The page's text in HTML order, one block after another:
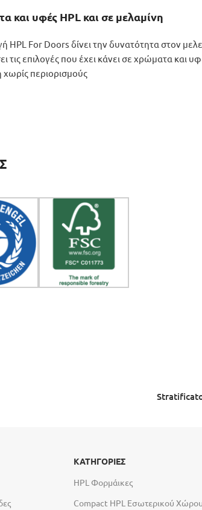
και υφές HPL και σε μελαμίνη
HPL For Doors δίνει την δυνατότητα στον
τις επιλογές που έχει κάνει σε χρώματα και
χωρίς περιορισμούς
ΚΑΤΗΓΟΡΙΕΣ
HPL Φορμάικες
Compact HPL Εσωτερικού